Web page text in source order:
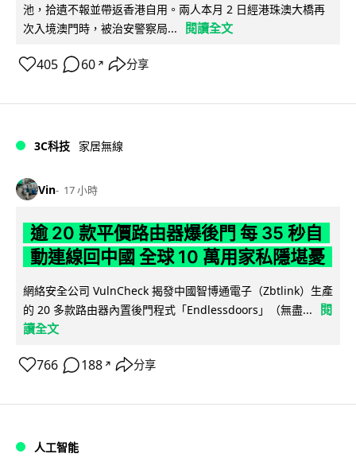
池，拾遺不報並帶返香港自用。兩人本月 2 日經港珠澳大橋再
次入境澳門時，被治安警察局...
閱讀全文
405 60 ↗ 分享
3C科技 家居無線
Vin 17 小時
逾 20 款平價路由器爆後門 每 35 秒自
動連線回中國 全球 10 萬用家私隱堪憂
網絡安全公司 VulnCheck 揭發中國智博通電子（Zbtlink）生產
的 20 多款路由器內置後門程式「Endlessdoors」（無盡...
閱
讀全文
766 188 ↗ 分享
人工智能